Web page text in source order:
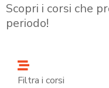
Scopri i corsi che
periodo!
Filtra i corsi